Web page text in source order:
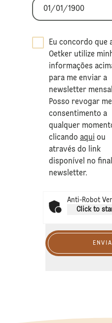
Eu concordo que
Oetker utilize
informações
para me enviar a
newsletter
Posso revogar
consentimento a
qualquer
clicando aqui ou
através do link
disponível no
newsletter.
Anti-Robot
Click to